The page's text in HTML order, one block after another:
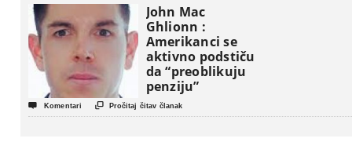
John Mac
Ghlionn :
Amerikanci se
aktivno podstiču
da “preoblikuju
penziju”
 Komentari  Pročitaj čitav članak